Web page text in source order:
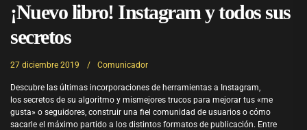
¡Nuevo libro! Instagram y todos sus
secretos
27 diciembre 2019 Comunicador
Descubre las últimas incorporaciones de herramientas a Instagram,
los secretos de su algoritmo y mismejores trucos para mejorar tus «me
gusta» o seguidores, construir una fiel comunidad de usuarios o cómo
sacarle el máximo partido a los distintos formatos de publicación. Entre